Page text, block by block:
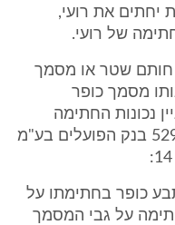
יחתים את רועי,
של רועי.
שטר או מסמך
מסמך כופר
נכונות החתימה
לתובע, ראה בעניין זה ע"א 5293/90 בנק הפועלים בע"מ
כופר בחתימתו על
על גבי המסמך